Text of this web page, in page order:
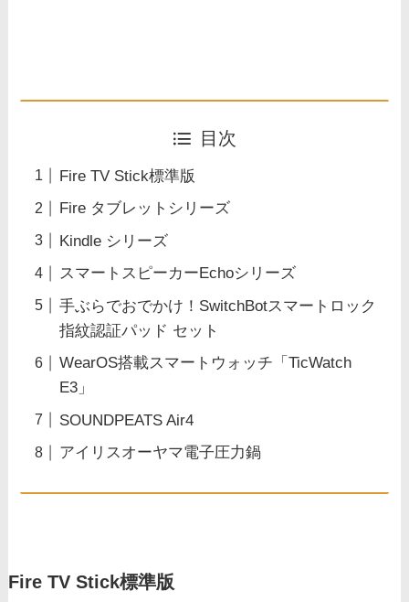
目次
Fire TV Stick標準版
Fire タブレットシリーズ
Kindle シリーズ
スマートスピーカーEchoシリーズ
手ぶらでおでかけ！SwitchBotスマートロック
指紋認証パッド セット
WearOS搭載スマートウォッチ「TicWatch
E3」
SOUNDPEATS Air4
アイリスオーヤマ電子圧力鍋
Fire TV Stick標準版